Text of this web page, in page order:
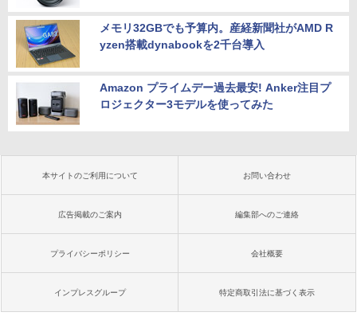
メモリ32GBでも予算内。産経新聞社がAMD R
yzen搭載dynabookを2千台導入
Amazon プライムデー過去最安! Anker注目プ
ロジェクター3モデルを使ってみた
本サイトのご利用について お問い合わせ
広告掲載のご案内 編集部へのご連絡
プライバシーポリシー 会社概要
インプレスグループ 特定商取引法に基づく表示